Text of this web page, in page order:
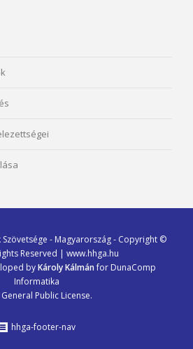
- Magyarország - Copyright ©
Reserved | www.hhga.hu
byKároly Kálmánfor DunaComp
Informatika
General Public License.
hhga-footer-nav